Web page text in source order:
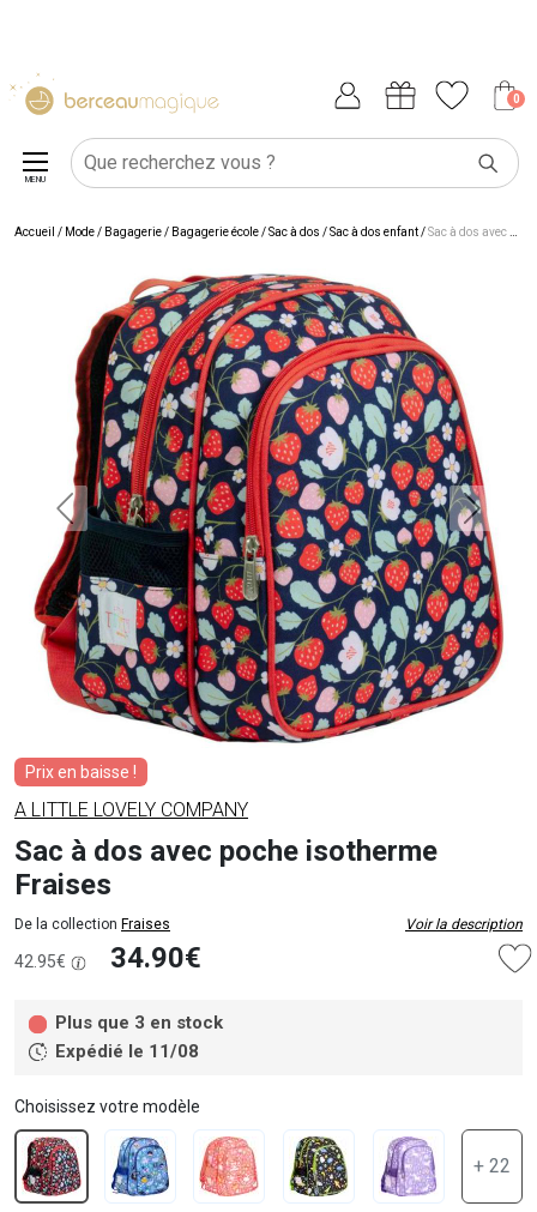
0
MENU
Accueil / Mode / Bagagerie/ Bagagerie école/Sac à dos /Sac à dos enfant/Sac à dos avec poche isotherme Fraises
Prix en baisse !
A LITTLE LOVELY COMPANY
Sac à dos avec poche isotherme
Fraises
De la collection Fraises Voir la description
42.95€ 34.90€
Plus que 3 en stock
Expédié le 11/08
Choisissez votre modèle
+ 22